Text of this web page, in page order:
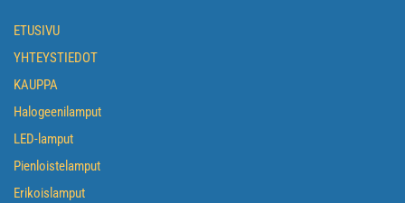
ETUSIVU
YHTEYSTIEDOT
KAUPPA
Halogeenilamput
LED-lamput
Pienloistelamput
Erikoislamput